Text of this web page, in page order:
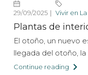
29/09/2025 Vivir en
Plantas de
El otoño, un nuevo
llegada del otoño, la
Continue reading